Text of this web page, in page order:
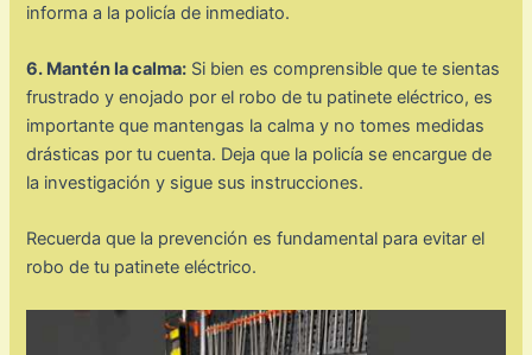
informa a la policía de inmediato.
6. Mantén la calma: Si bien es comprensible que te sientas
frustrado y enojado por el robo de tu patinete eléctrico, es
importante que mantengas la calma y no tomes medidas
drásticas por tu cuenta. Deja que la policía se encargue de
la investigación y sigue sus instrucciones.
Recuerda que la prevención es fundamental para evitar el
robo de tu patinete eléctrico.